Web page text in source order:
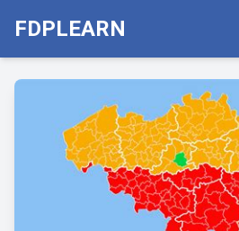
FDPLEARN